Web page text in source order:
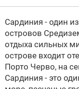
Сардиния - один
островов
отдыха сильных
острове входит
Порто Черво, на
Сардиния - это